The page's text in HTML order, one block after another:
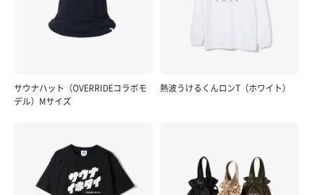
サウナハット（OVERRIDEコラボモ
デル）Mサイズ
熱波うけるくんロンT（ホワイト）